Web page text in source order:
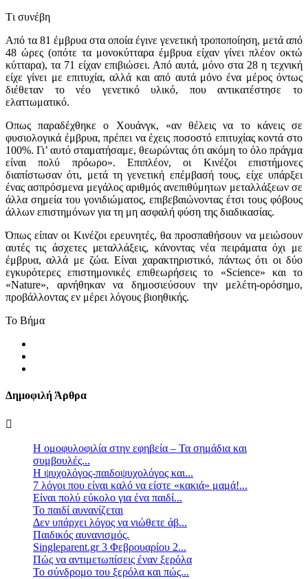
Tι συνέβη
Από τα 81 έμβρυα στα οποία έγινε γενετική τροποποίηση, μετά από
48 ώρες (οπότε τα μονοκύτταρα έμβρυα είχαν γίνει πλέον οκτώ
κύτταρα), τα 71 είχαν επιβιώσει. Από αυτά, μόνο στα 28 η τεχνική
είχε γίνει με επιτυχία, αλλά και από αυτά μόνο ένα μέρος όντως
διέθεταν το νέο γενετικό υλικό, που αντικατέστησε το
ελαττωματικό.
Οπως παραδέχθηκε ο Χουάνγκ, «αν θέλεις να το κάνεις σε
φυσιολογικά έμβρυα, πρέπει να έχεις ποσοστό επιτυχίας κοντά στο
100%. Γι’ αυτό σταματήσαμε, θεωρώντας ότι ακόμη το όλο πράγμα
είναι πολύ πρόωρο». Επιπλέον, οι Κινέζοι επιστήμονες
διαπίστωσαν ότι, μετά τη γενετική επέμβασή τους, είχε υπάρξει
ένας ασπρόσμενα μεγάλος αριθμός ανεπιθύμητων μεταλλάξεων σε
άλλα σημεία του γονιδιώματος, επιβεβαιώνοντας έτσι τους φόβους
άλλων επιστημόνων για τη μη ασφαλή φύση της διαδικασίας.
Όπως είπαν οι Κινέζοι ερευνητές, θα προσπαθήσουν να μειώσουν
αυτές τις άσχετες μεταλλάξεις, κάνοντας νέα πειράματα όχι με
έμβρυα, αλλά με ζώα. Είναι χαρακτηριστικό, πάντως ότι οι δύο
εγκυρότερες επιστημονικές επιθεωρήσεις το «Science» και το
«Nature», αρνήθηκαν να δημοσιεύσουν την μελέτη-ορόσημο,
προβάλλοντας εν μέρει λόγους βιοηθικής.
To Bήμα
Δημοφιλή Άρθρα
Η ομοφυλοφιλία στην εφηβεία – Τα σημάδια και
συμβουλές...
Η ψυχολόγος-παιδοψυχολόγος και...
7 λόγοι που είναι καλό να είστε «κακιά» μαμά!...
Είναι πολύ εύκολο για ένα παιδί...
Το παιδί αυνανίζεται
Δεν υπάρχει λόγος να νιώθετε άβ...
Παιδικός αυνανισμός.
Singleparent.gr 3 Φεβρουαρίου 2...
Πώς να αντιμετωπίσεις έναν ξερόλα
Το σύνδρομο του ξερόλα και πώς...